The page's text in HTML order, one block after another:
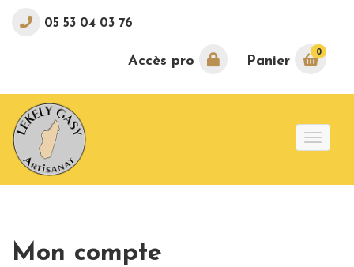
05 53 04 03 76
Accès pro Panier
0
Toggle
Mon compte